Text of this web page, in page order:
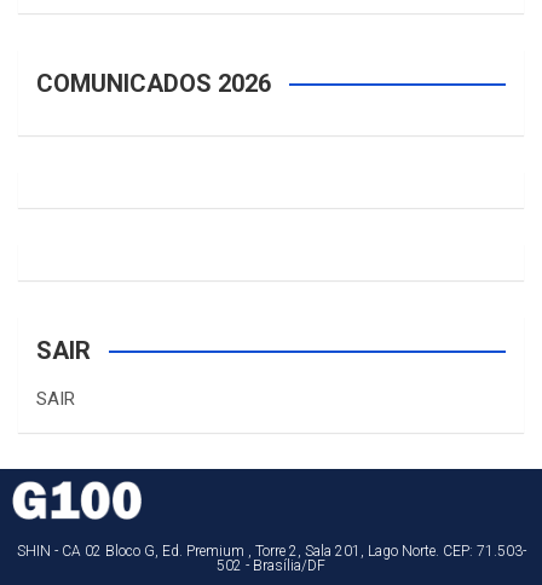
COMUNICADOS 2026
SAIR
SAIR
SHIN - CA 02 Bloco G, Ed. Premium , Torre 2, Sala 201, Lago Norte. CEP: 71.503-
502 - Brasília/DF